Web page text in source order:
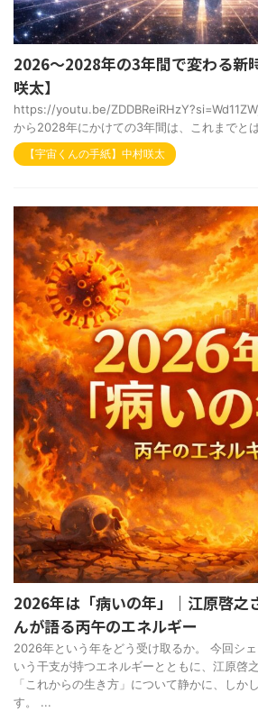
2026～2028年の3年間で変わる新
咲太】
https://youtu.be/
から2028年にかけての3年間は、これまでと
【宇宙くんの手紙】中村咲太
2026年は「病いの年」｜江原啓之
んが語る丙午のエネルギー
2026年という年をどう受け取るか。 今回シ
いう干支が持つエネルギーとともに、江原啓
「これからの生き方」について静かに、しか
す。 ...